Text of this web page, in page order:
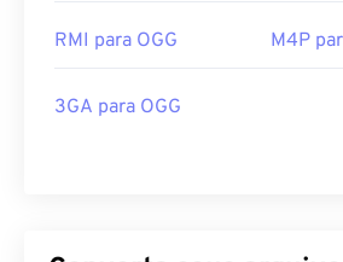
RMI para OGG M4P
3GA para OGG